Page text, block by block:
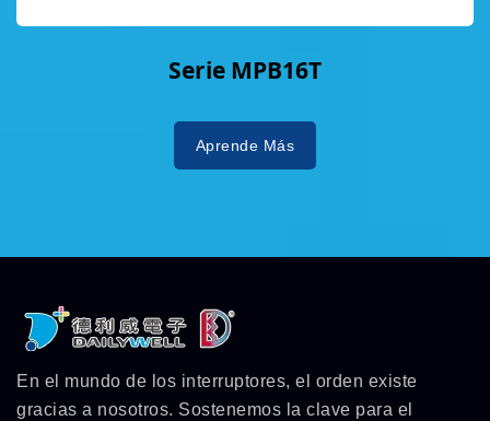
Serie MPB16T
Aprende Más
En el mundo de los interruptores, el orden existe
gracias a nosotros. Sostenemos la clave para el